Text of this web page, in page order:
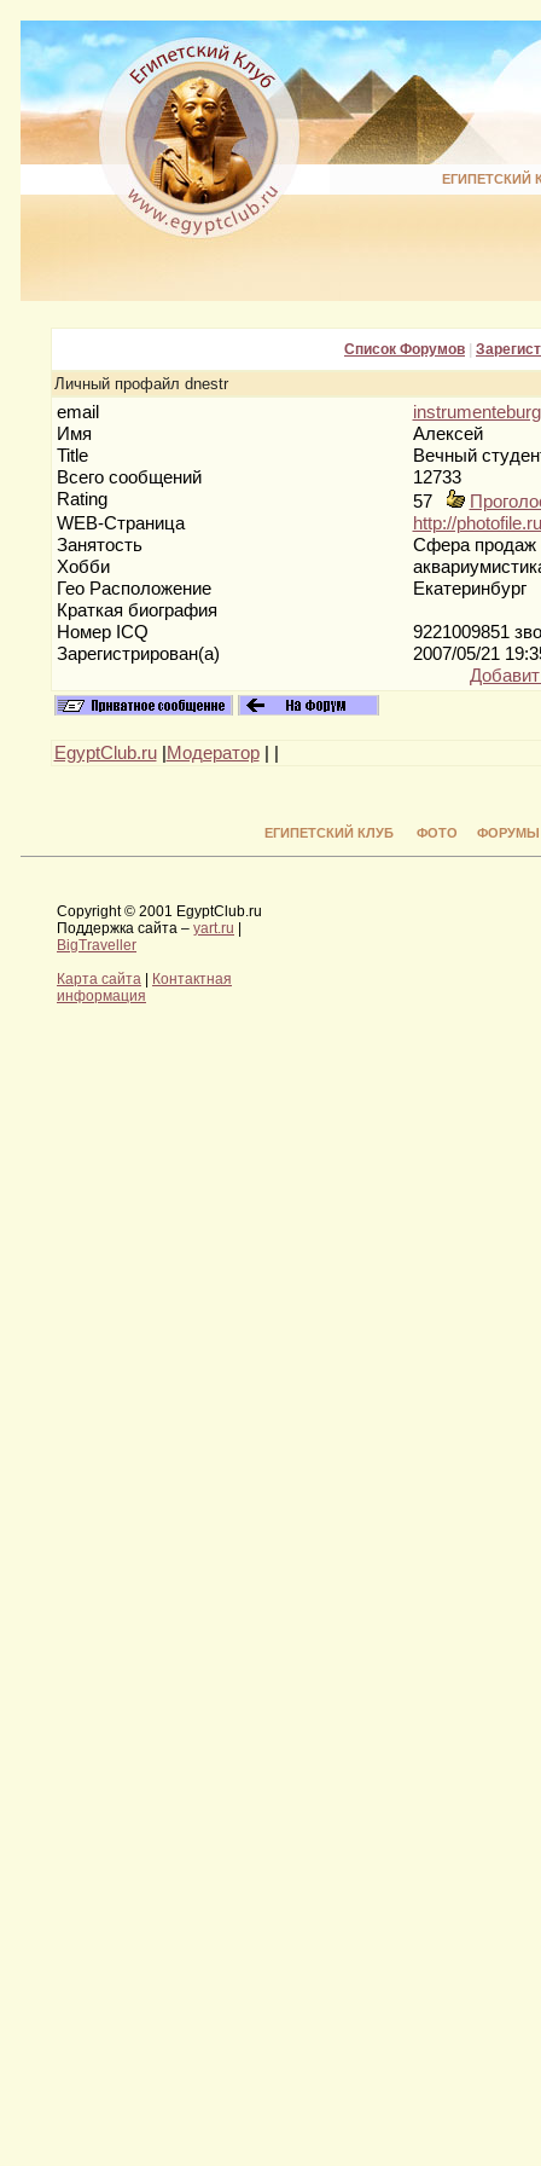
ЕГИПЕТСКИЙ
Список Форумов
Личный профайл dnestr
email
Имя
Алексей
Title
Вечный
Всего сообщений
12733
Rating
57
WEB-Страница
http://
Занятость
Сфера продаж
Хобби
Гео Расположение
Екатеринбург
Краткая биография
Номер ICQ
9221009851
Зарегистрирован(а)
2007/05/21
EgyptClub.ru| Модератор|
ЕГИПЕТСКИЙ КЛУБ ФОТО ФОРУМЫ
Copyright © 2001 EgyptClub.ru
Поддержка сайта – yart.ru |
BigTraveller
Карта сайта | Контактная
информация